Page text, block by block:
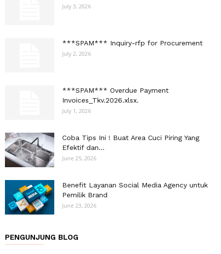
July 3, 2026
***SPAM*** Inquiry-rfp for Procurement
July 2, 2026
***SPAM*** Overdue Payment
Invoices_Tkv.2026.xlsx.
July 1, 2026
Coba Tips Ini ! Buat Area Cuci Piring Yang
Efektif dan...
June 25, 2026
Benefit Layanan Social Media Agency untuk
Pemilik Brand
June 23, 2026
PENGUNJUNG BLOG